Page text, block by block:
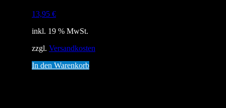
13,95 €
inkl. 19 % MwSt.
zzgl. Versandkosten
In den Warenkorb